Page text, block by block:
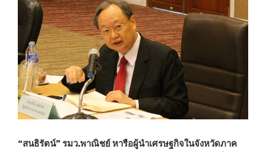
ผู้
พิการ-
ผู้
สูง
อายุ
เข้า
ร่วม
งาน
“อุ่น
ไอ
“สนธิรัตน์” รมว.พาณิชย์ หารือผู้นำเศรษฐกิจในจังหวัดภาค